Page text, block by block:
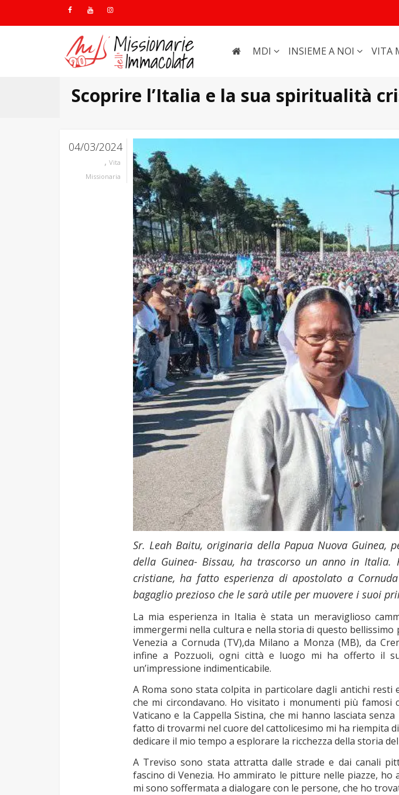
MDI INSIEME A NOI VITA
Scoprire l’Italia e la sua spiritualità
04/03/2024
, Vita
Missionaria
Sr. Leah Baitu, originaria della Papua Nuova Guinea,
della Guinea- Bissau, ha trascorso un anno in Italia.
cristiane, ha fatto esperienza di apostolato a
bagaglio prezioso che le sarà utile per muovere i suoi
La mia esperienza in Italia è stata un meraviglioso
immergermi nella cultura e nella storia di questo bellissimo
Venezia a Cornuda (TV),da Milano a Monza (MB), da
infine a Pozzuoli, ogni città e luogo mi ha offerto il
un’impressione indimenticabile.
A Roma sono stata colpita in particolare dagli antichi resti
che mi circondavano. Ho visitato i monumenti più famosi
Vaticano e la Cappella Sistina, che mi hanno lasciata
fatto di trovarmi nel cuore del cattolicesimo mi ha riempita
dedicare il mio tempo a esplorare la ricchezza della storia
A Treviso sono stata attratta dalle strade e dai canali
fascino di Venezia. Ho ammirato le pitture nelle piazze, ho
mi sono soffermata a dialogare con le persone, che ho